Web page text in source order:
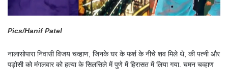
Pics/Hanif Patel
नालासोपारा निवासी विजय चव्हाण, जिनके घर के फर्श के नीचे शव मिले थे, की पत्नी और
पड़ोसी को मंगलवार को हत्या के सिलसिले में पुणे में हिरासत में लिया गया. चमन चव्हाण